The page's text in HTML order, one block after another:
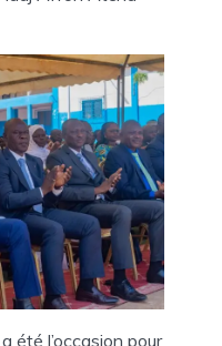
été l’occasion pour